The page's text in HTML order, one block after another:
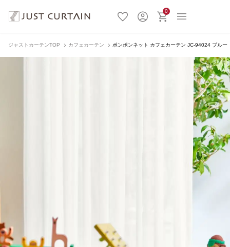
0
ジャストカーテンTOP カフェカーテン ポンポンネット カフェカーテン JC-94024 ブルー